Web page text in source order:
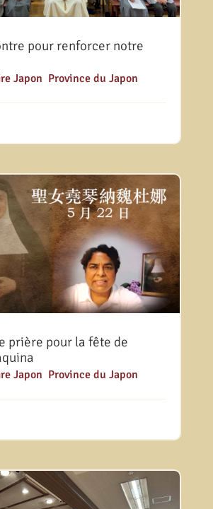
pour renforcer notre
Japon Province du Japon
prière pour la fête de
Japon Province du Japon